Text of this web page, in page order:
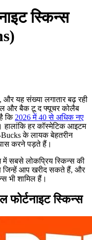
स्किन्स
और यह संख्या लगातार बढ़ रही
और बैक टू द फ्यूचर कोलैब
कि 2026 में 40 से अधिक नए
। हालांकि हर कॉस्मेटिक आइटम
के लायक बेहतरीन
करने पड़ते हैं।
में सबसे लोकप्रिय स्किन्स की
जिन्हें आप खरीद सकते हैं, और
भी शामिल हैं।
फोर्टनाइट स्किन्स